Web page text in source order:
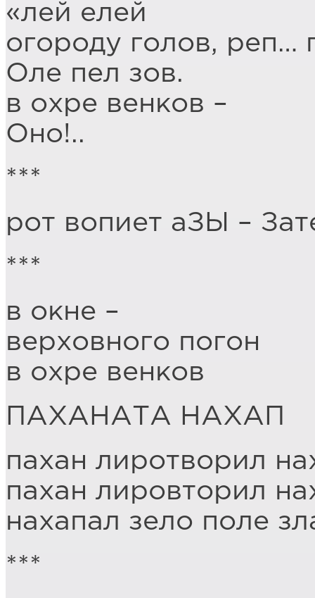
«лей елей
огороду голов, реп…
Оле пел зов.
в охре венков –
Оно!..
***
рот вопиет аЗЫ –
***
в окне –
верховного погон
в охре венков
ПАХАНАТА НАХАП
пахан лиротворил
пахан лировторил
нахапал зело поле
***